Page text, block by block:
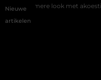
Nieuwe
artikelen
met akoestische panelen